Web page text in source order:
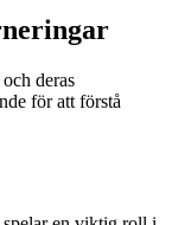
deras
för att förstå